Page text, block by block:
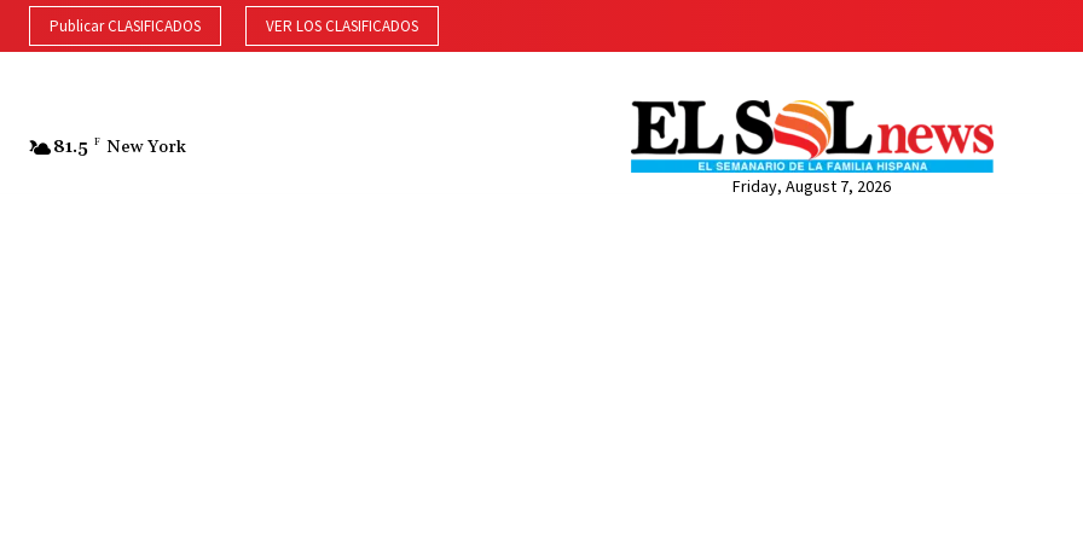
Publicar CLASIFICADOS VER LOS CLASIFICADOS
81.5 F New York
Friday, August 7, 2026